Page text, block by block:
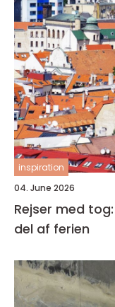
inspiration
04. June 2026
Rejser med
del af ferien